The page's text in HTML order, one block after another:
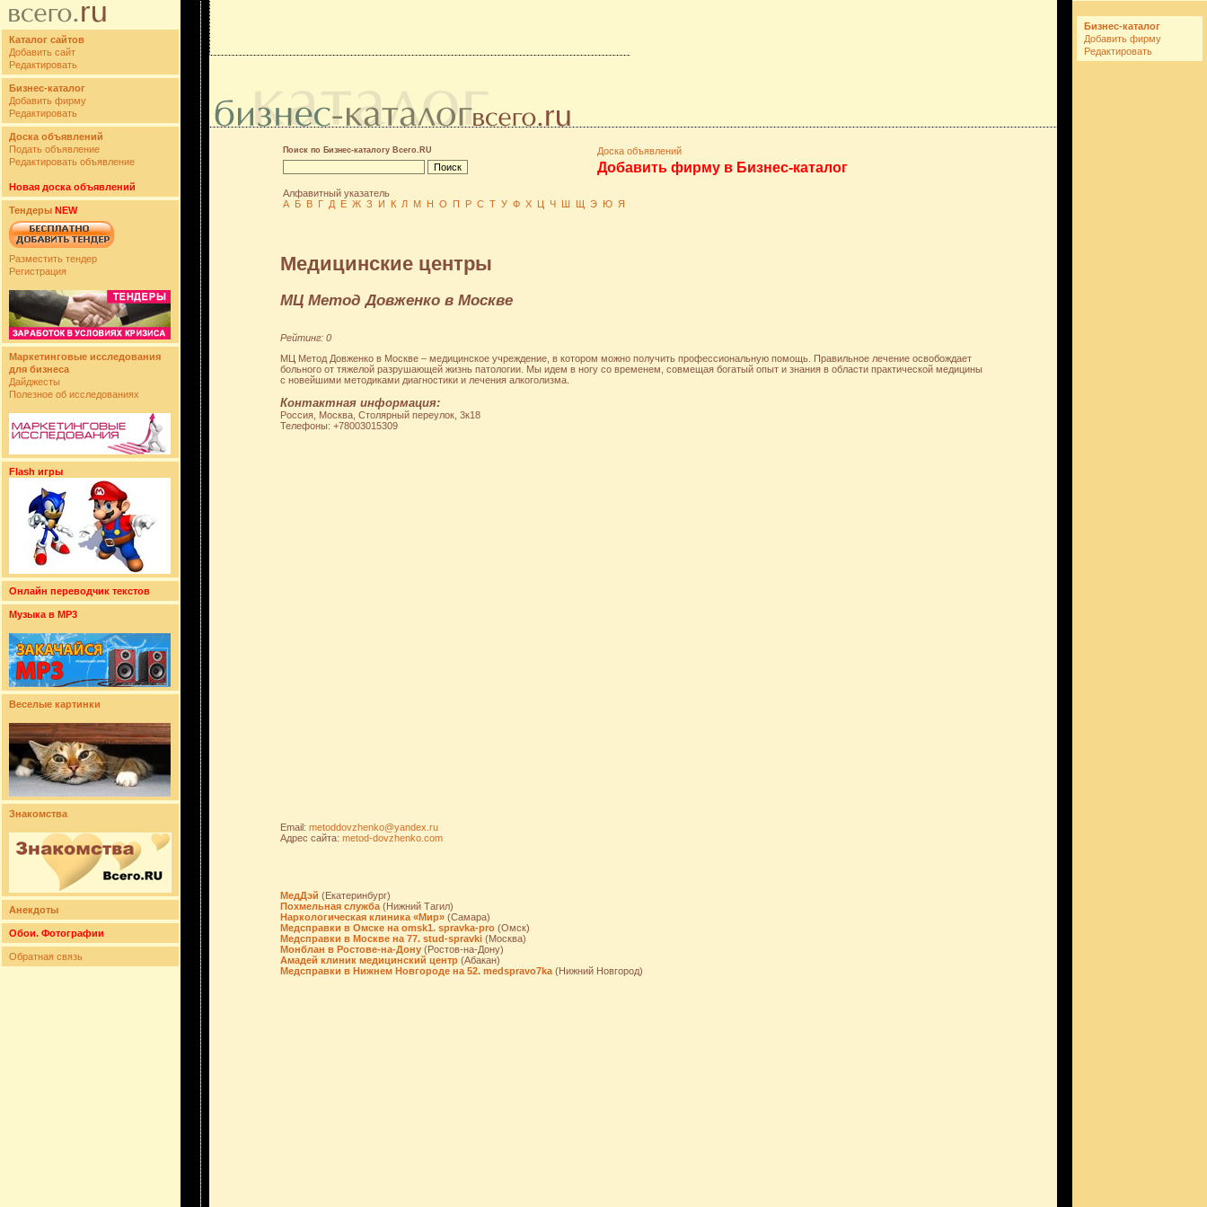
Каталог сайтов
Добавить сайт
Редактировать
Бизнес-каталог
Добавить фирму
Редактировать
Доска объявлений
Подать объявление
Редактировать объявление
Новая доска объявлений
Тендеры NEW
Разместить тендер
Регистрация
Маркетинговые исследования
для бизнеса
Дайджесты
Полезное об исследованиях
Flash игры
Онлайн переводчик текстов
Музыка в MP3
Веселые картинки
Знакомства
Анекдоты
Обои. Фотографии
Обратная связь
Бизнес-каталог
Добавить фирму
Редактировать
Поиск по Бизнес-каталогу Всего.RU Доска объявлений
Добавить фирму в Бизнес-каталог
Алфавитный указатель
А Б В Г Д Е Ж З И К Л М Н О П Р С Т У Ф Х Ц Ч Ш Щ Э Ю Я
Медицинские центры
МЦ Метод Довженко в Москве
Рейтинг: 0
МЦ Метод Довженко в Москве – медицинское учреждение, в котором можно получить профессиональную помощь. Правильное лечение освобождает
больного от тяжелой разрушающей жизнь патологии. Мы идем в ногу со временем, совмещая богатый опыт и знания в области практической медицины
с новейшими методиками диагностики и лечения алкоголизма.
Контактная информация:
Россия, Москва, Столярный переулок, 3к18
Телефоны: +78003015309
Email: metoddovzhenko@yandex.ru
Адрес сайта: metod-dovzhenko.com
МедДэй (Екатеринбург)
Похмельная служба (Нижний Тагил)
Наркологическая клиника «Мир» (Самара)
Медсправки в Омске на omsk1. spravka-pro (Омск)
Медсправки в Москве на 77. stud-spravki (Москва)
Монблан в Ростове-на-Дону (Ростов-на-Дону)
Амадей клиник медицинский центр (Абакан)
Медсправки в Нижнем Новгороде на 52. medspravo7ka (Нижний Новгород)